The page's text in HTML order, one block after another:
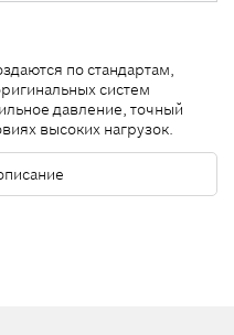
по стандартам,
систем
давление, точный
высоких нагрузок.